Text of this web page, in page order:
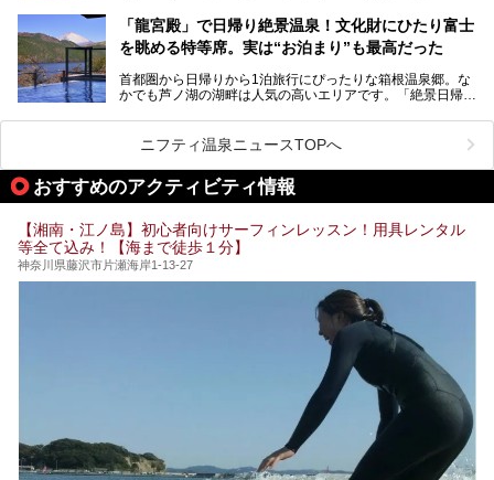
う」という人も多いはず。
そこで今回は、神奈川県内の人気施設26選を「安さ」「岩
業」「駅近」など、目的別に厳選して紹介します。
今の気分にぴったりの施設を見つけて、最高のリフレッシュ
「箱根仙石原プリンスホテル」と4軒あり、今回ご紹介する
「ザ・プリンス 箱根芦ノ湖」は、その中でもフラッグシッ
プ（旗艦）に位置づけられる特別なホテルです。
昭和の日本を代表する建築家の一人、村野藤吾が芦ノ湖の畔
に建てた桃源郷のようなホテルがここ。自家源泉の温泉や、
提供元：株式会社西武・プリンスホテルズワールドワイド
【PR】
この記事はザ・プリンス 箱根芦ノ湖のPR記事です。
「龍宮殿」で日帰り絶景温泉！文化財にひたり富士
を眺める特等席。実は“お泊まり”も最高だった
首都圏から日帰りから1泊旅行にぴったりな箱根温泉郷。な
かでも芦ノ湖の湖畔は人気の高いエリアです。「絶景日帰り
が楽しめるまさに眺望自慢の日帰り温泉。
そしてここは全24室の「箱根 芦ノ湖畔蛸川温泉 龍宮殿」と
して宿泊もできます。宿泊者は「龍宮殿本館」の営業時間に
加えて、朝6時からの宿泊者専用時間帯にも「龍宮殿本館」
のお風呂が利用できます。
今回は日帰り温泉としての「絶景日帰り温泉 龍宮殿本館
（以下、龍宮殿本館）」と、旅館としての「箱根 芦ノ湖畔
蛸川温泉 龍宮殿（以下、龍宮殿）」の両方の魅力をたっぷ
りお伝えします！
ここは箱根神社、九頭龍神社、白龍神社、箱根元宮と箱根の
4つの神社に囲まれたパワースポットです。
提供元：株式会社西武・プリンスホテルズワールドワイド
この記事は箱根 芦ノ湖畔蛸川温泉 龍宮殿のPR記事です。
ニフティ温泉ニュースTOPへ
おすすめのアクティビティ情報
【湘南・江ノ島】初心者向けサーフィンレッスン！用具レンタル
等全て込み！【海まで徒歩１分】
神奈川県藤沢市片瀬海岸1-13-27